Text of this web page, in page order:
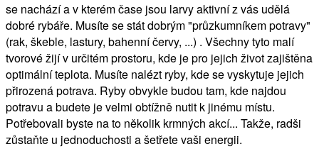
se nachází a v kterém čase jsou larvy aktivní z vás udělá
dobré rybáře. Musíte se stát dobrým "průzkumníkem potravy"
(rak, škeble, lastury, bahenní červy, ...) . Všechny tyto malí
tvorové žijí v určitém prostoru, kde je pro jejich život zajištěna
optimální teplota. Musíte nalézt ryby, kde se vyskytuje jejich
přirozená potrava. Ryby obvykle budou tam, kde najdou
potravu a budete je velmi obtížně nutit k jinému místu.
Potřebovali byste na to několik krmných akcí... Takže, radši
zůstaňte u jednoduchosti a šetřete vaši energii.